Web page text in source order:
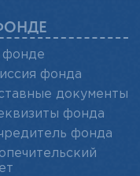
фонда
документы
фонда
фонда